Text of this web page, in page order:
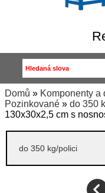
Domů » Komponenty a
Pozinkované » do 350
130x30x2,5 cm s
do 350 kg/polici